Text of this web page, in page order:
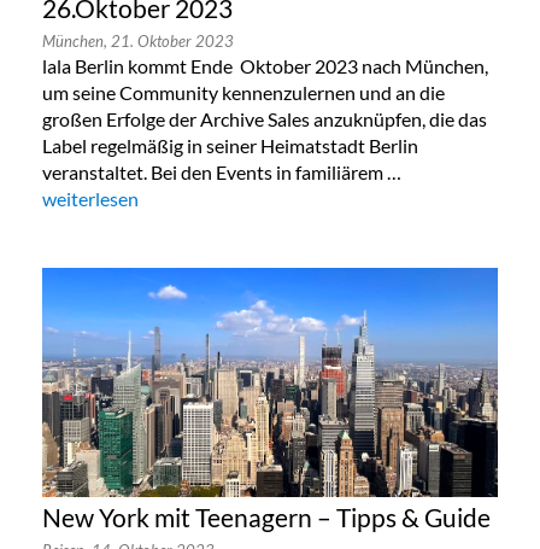
26.Oktober 2023
München, 21. Oktober 2023
lala Berlin kommt Ende Oktober 2023 nach München,
um seine Community kennenzulernen und an die
großen Erfolge der Archive Sales anzuknüpfen, die das
Label regelmäßig in seiner Heimatstadt Berlin
veranstaltet. Bei den Events in familiärem …
„Lala Berlin Flash Sale in München 24. bis 26.Oktober 2023“
weiterlesen
New York mit Teenagern – Tipps & Guide